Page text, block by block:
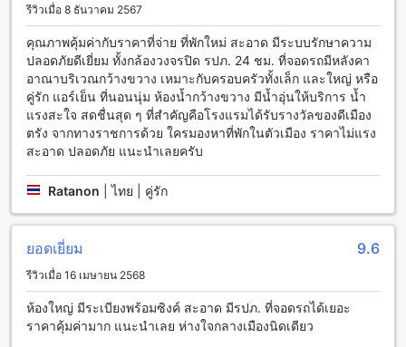
อินเทอร์เน็ตได้อย่างรวดเร็วและสะดวกสบาย นอกจากนี้ยังมี
เครื่องขายของกินและเครื่องดื่มอัตโนมัติ ซึ่งจะช่วยให้คุณ
สามารถซื้อของกินและเครื่องดื่มได้ตลอดเวลา และยังมีบริการ
ทำความสะอาดห้องและห้องซักผ้าที่ให้บริการทุกวันเพื่อให้คุณมี
ความสะอาดและสะดวกสบายในการเข้าพักของคุณ
สิ่งอำนวยความสะดวกในการเดินทางที่ ตรัง แกรนด์ โฮเทล (SHA
Extra Plus)
ตรัง แกรนด์ โฮเทล (SHA Extra Plus) มีสิ่งอำนวยความสะดวก
ในการเดินทางที่หลากหลายเพื่อให้คุณสามารถเดินทางไปยังที่
หมายได้อย่างสะดวกสบาย สำหรับผู้มาเดินทางด้วยรถส่วนตัว
โรงแรมมีที่จอดรถฟรีให้บริการ ซึ่งทำให้คุณไม่ต้องกังวลเรื่องการ
หาที่จอดรถในระหว่างการเข้าพักของคุณ นอกจากนี้ยังมีบริการที่
จอดรถอื่น ๆ ในโรงแรมเพิ่มเติมเช่น ที่จอดรถอยู่ในพื้นที่ของ
โรงแรมเอง เพื่อให้คุณสามารถเดินทางไปยังที่หมายได้อย่าง
สะดวกสบาย
ความอร่อยและความหลากหลายของร้านอาหารใน ตรัง แกรนด์
รีวิวเมื่อ 8 ธันวาคม 2567
คุณภาพคุ้มค่ากับราคาที่จ่าย ที่พักใหม่ สะอาด มีระบบรักษาความ
ปลอดภัยดีเยี่ยม ทั้งกล้องวงจรปิด รปภ. 24 ชม. ที่จอดรถมีหลังคา
อาณาบริเวณกว้างขวาง เหมาะกับครอบครัวทั้งเล็ก และใหญ่ หรือ
คู่รัก แอร์เย็น ที่นอนนุ่ม ห้องน้ำกว้างขวาง มีน้ำอุ่นให้บริการ น้ำ
แรงสะใจ สดชื่นสุด ๆ ที่สำคัญคือโรงแรมได้รับรางวัลของดีเมือง
ตรัง จากทางราชการด้วย ใครมองหาที่พักในตัวเมือง ราคาไม่แรง
สะอาด ปลอดภัย แนะนำเลยครับ
Ratanon |ไทย | คู่รัก
ยอดเยี่ยม 9.6
รีวิวเมื่อ 16 เมษายน 2568
ห้องใหญ่ มีระเบียงพร้อมซิงค์ สะอาด มีรปภ. ที่จอดรถได้เยอะ
ราคาคุ้มค่ามาก แนะนำเลย ห่างใจกลางเมืองนิดเดียว